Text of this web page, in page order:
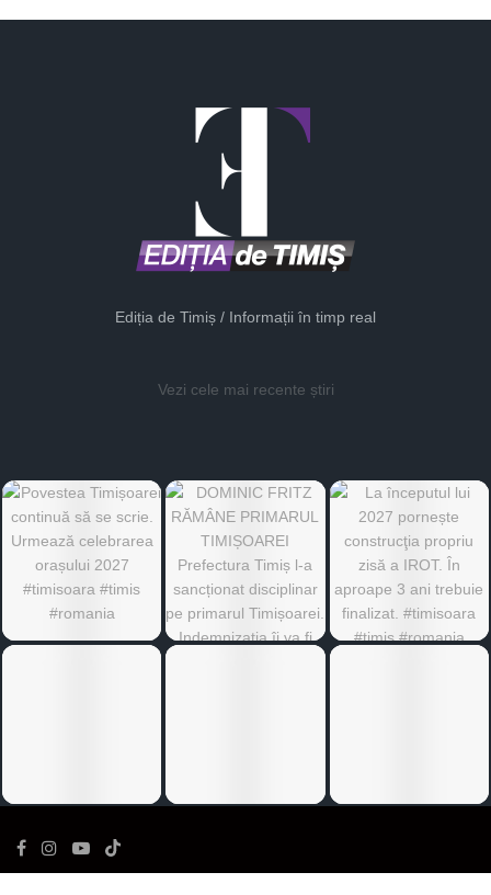
Ediția de Timiș / Informații în timp real
Vezi cele mai recente știri